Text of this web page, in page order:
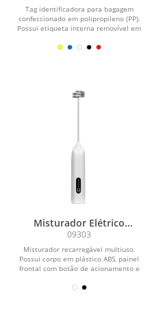
Tag identificadora para bagagem
confeccionado em polipropileno (PP).
Possui etiqueta interna removível em
Misturador Elétrico
Recarregável
09303
Misturador recarregável multiuso.
Possui corpo em plástico ABS, painel
frontal com botão de acionamento e